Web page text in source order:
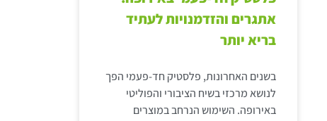
אתגרים והזדמנויות לעתיד
בריא יותר
בשנים האחרונות, פלסטיק חד-פעמי הפך
לנושא מרכזי בשיח הציבורי והפוליטי
באירופה. השימוש הנרחב במוצרים